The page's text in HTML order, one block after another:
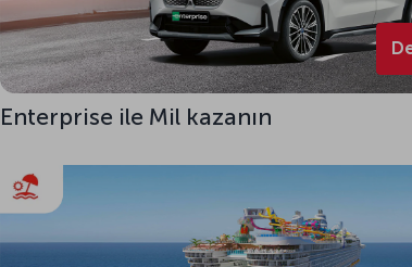
Enterprise ile Mil kazanın